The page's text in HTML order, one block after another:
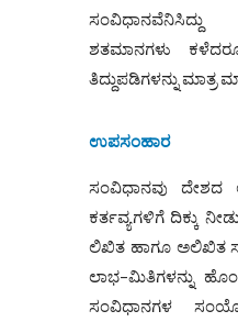
ಶತಮಾನಗಳು
ತಿದ್ದುಪಡಿಗಳನ್ನು ಮಾತ್ರ
ಉಪಸಂಹಾರ
ಸಂವಿಧಾನವು ದೇಶದ
ಕರ್ತವ್ಯಗಳಿಗೆ ದಿಕ್ಕು
ಲಿಖಿತ ಹಾಗೂ ಅಲಿಖಿತ
ಲಾಭ–ಮಿತಿಗಳನ್ನು
ಸಂವಿಧಾನಗಳ